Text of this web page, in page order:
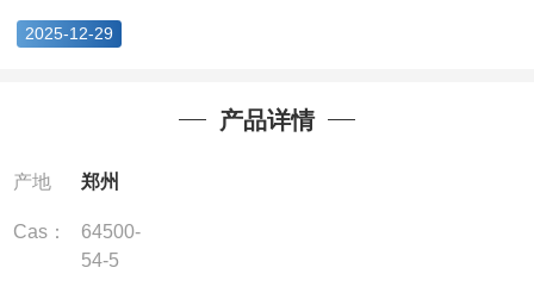
2025-12-29
产品详情
产地 郑州
Cas：
64500-
54-5